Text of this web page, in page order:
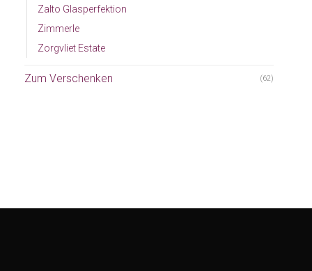
Zalto Glasperfektion
Zimmerle
Zorgvliet Estate
Zum Verschenken (62)